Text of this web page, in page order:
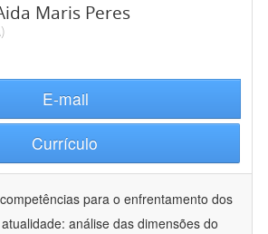
Maris Peres
E-mail
Currículo
competências para o enfrentamento dos
análise das dimensões do